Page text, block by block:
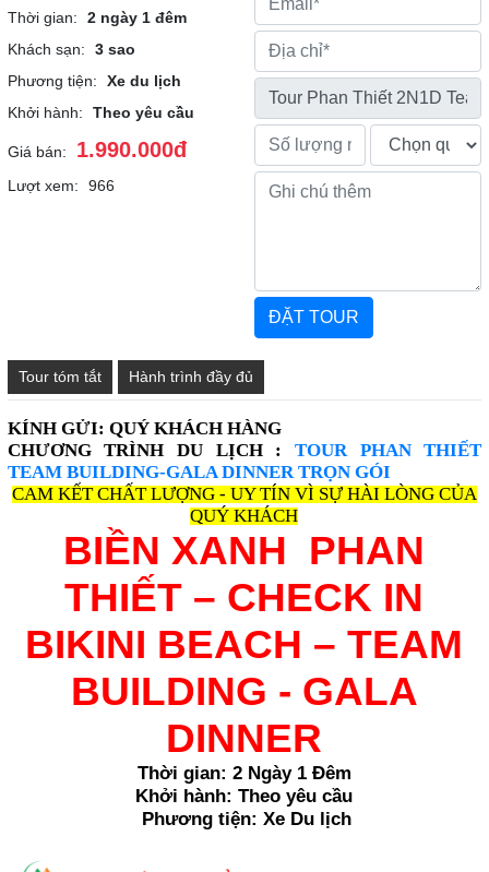
Thời gian:
2 ngày 1 đêm
Khách sạn:
3 sao
Phương tiện:
Xe du lịch
Khởi hành:
Theo yêu cầu
Giá bán: 1.990.000đ
Lượt xem: 966
Tour tóm tắt Hành trình đầy đủ
KÍNH GỬI: QUÝ KHÁCH HÀNG
CHƯƠNG TRÌNH DU LỊCH : TOUR PHAN THIẾT
TEAM BUILDING-GALA DINNER TRỌN GÓI
CAM KẾT CHẤT LƯỢNG - UY TÍN VÌ SỰ HÀI LÒNG CỦA
QUÝ KHÁCH
BIỀN XANH PHAN
THIẾT – CHECK IN
BIKINI BEACH – TEAM
BUILDING - GALA
DINNER
Thời gian: 2 Ngày 1 Đêm
Khởi hành: Theo yêu cầu
Phương tiện: Xe Du lịch